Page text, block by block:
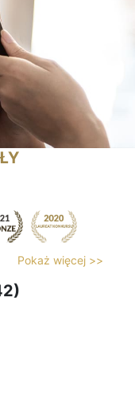
Pokaż więcej >>